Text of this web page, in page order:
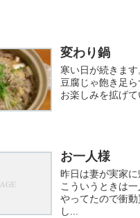
変わり鍋
寒い日が続きま
豆腐じゃ飽き足
お楽しみを拡げ
お一人様
昨日は妻が実家
こういうときは
やってたので衝
し...